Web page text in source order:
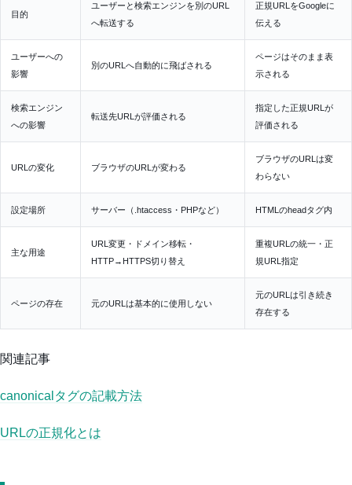
目的
ユーザーと検索エンジンを別のURL
へ転送する
正規URLをGoogleに
伝える
ユーザーへの
影響
別のURLへ自動的に飛ばされる
ページはそのまま表
示される
検索エンジン
への影響
転送先URLが評価される
指定した正規URLが
評価される
URLの変化 ブラウザのURLが変わる
ブラウザのURLは変
わらない
設定場所 サーバー（.htaccess・PHPなど） HTMLのheadタグ内
主な用途
URL変更・ドメイン移転・
HTTP→HTTPS切り替え
重複URLの統一・正
規URL指定
ページの存在 元のURLは基本的に使用しない
元のURLは引き続き
存在する
関連記事
canonicalタグの記載方法
URLの正規化とは